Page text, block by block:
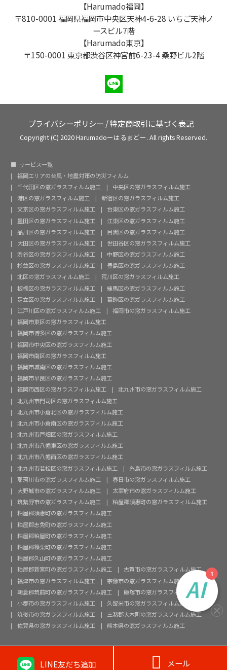
【Harumado福岡】
〒810-0001 福岡県福岡市中央区天神4-6-28 いちご天神ノ
ースビル7階
【Harumado東京】
〒150-0001 東京都渋谷区神宮前6-23-4 桑野ビル2階
プライバシーポリシー /特定商取引に基づく表記
Copyright (C) 2020 Harumadoーはるまどー. All rights Reserved.
サービス一覧
福岡エリアの台風・地震対策の防災フィルム
千代田区の窓ガラスフィルム施工
中央区の窓ガラスフィルム施工
港区の窓ガラスフィルム施工
新宿区の窓ガラスフィルム施工
文京区の窓ガラスフィルム施工
台東区の窓ガラスフィルム施工
墨田区の窓ガラスフィルム施工
江東区の窓ガラスフィルム施工
品川区の窓ガラスフィルム施工
目黒区の窓ガラスフィルム施工
大田区の窓ガラスフィルム施工
世田谷区の窓ガラスフィルム施工
渋谷区の窓ガラスフィルム施工
中野区の窓ガラスフィルム施工
杉並区の窓ガラスフィルム施工
豊島区の窓ガラスフィルム施工
北区の窓ガラスフィルム施工
荒川区の窓ガラスフィルム施工
板橋区の窓ガラスフィルム施工
練馬区の窓ガラスフィルム施工
足立区の窓ガラスフィルム施工
葛飾区の窓ガラスフィルム施工
江戸川区の窓ガラスフィルム施工
福岡市の窓ガラスフィルム施工
福岡市東区の窓ガラスフィルム施工
福岡市博多区の窓ガラスフィルム施工
福岡市中央区の窓ガラスフィルム施工
福岡市南区の窓ガラスフィルム施工
福岡市城南区の窓ガラスフィルム施工
福岡市早良区の窓ガラスフィルム施工
福岡市西区の窓ガラスフィルム施工
北九州市の窓ガラスフィルム施工
北九州市門司区の窓ガラスフィルム施工
北九州市小倉北区の窓ガラスフィルム施工
北九州市小倉南区の窓ガラスフィルム施工
北九州市戸畑区の窓ガラスフィルム施工
北九州市八幡東区の窓ガラスフィルム施工
北九州市八幡西区の窓ガラスフィルム施工
北九州市若松区の窓ガラスフィルム施工
糸島市の窓ガラスフィルム施工
那珂川市の窓ガラスフィルム施工
春日市の窓ガラスフィルム施工
大野城市の窓ガラスフィルム施工
太宰府市の窓ガラスフィルム施工
筑紫野市の窓ガラスフィルム施工
粕屋郡須惠町の窓ガラスフィルム施工
粕屋郡須惠町の窓ガラスフィルム施工
粕屋郡志免町の窓ガラスフィルム施工
粕屋郡粕屋町の窓ガラスフィルム施工
粕屋郡篠栗町の窓ガラスフィルム施工
粕屋郡久山町の窓ガラスフィルム施工
粕屋郡新宮町の窓ガラスフィルム施工
古賀市の窓ガラスフィルム施工
福津市の窓ガラスフィルム施工
宗像市の窓ガラスフィルム施工
朝倉郡筑前町の窓ガラスフィルム施工
飯塚市の窓ガラスフィルム施工
小郡市の窓ガラスフィルム施工
久留米市の窓ガラスフィルム施工
筑後市の窓ガラスフィルム施工
三潴郡大木町の窓ガラスフィルム施工
佐賀県の窓ガラスフィルム施工
熊本県の窓ガラスフィルム施工
LINE友だち追加  メール